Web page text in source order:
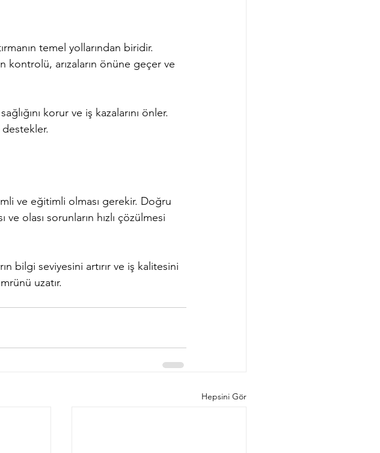
temel yollarından biridir.
kontrolü, arızaların önüne geçer ve
korur ve iş kazalarını önler.
ve eğitimli olması gerekir. Doğru
olası sorunların hızlı çözülmesi
bilgi seviyesini artırır ve iş kalitesini
uzatır.
Hepsini Gör